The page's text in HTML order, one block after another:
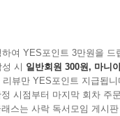
로만 안다면, 절반도
점을 파고드는 천재
선은 극소수 상류층의
위해 스스로 한계에
으로 삼은 안전 시스
여 YES포인트 3만원을 드
시 일반회원 300원, 마니
뷰만 YES포인트 지급됩니
시점부터 마지막 회차 주
스는 사락 독서모임 게시